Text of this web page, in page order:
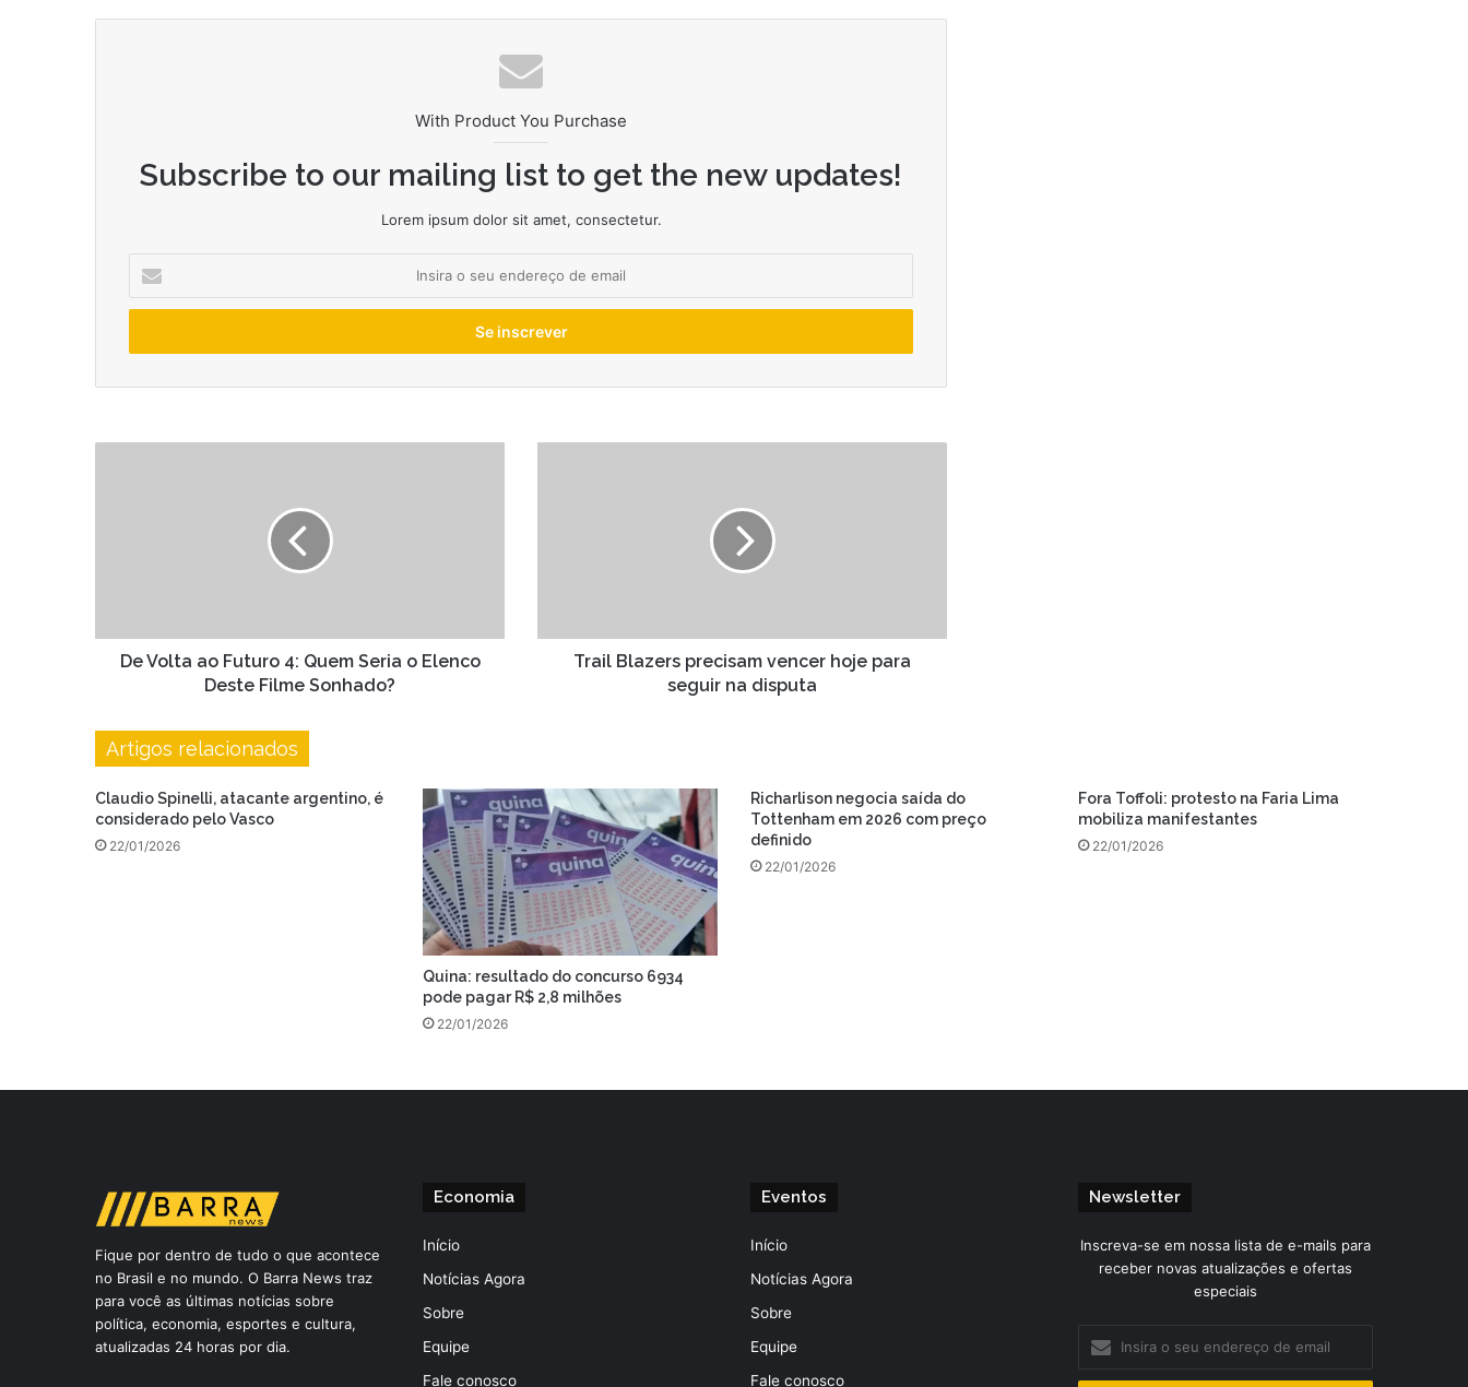
With Product You Purchase
Subscribe to our mailing list to get the new updates!
Lorem ipsum dolor sit amet, consectetur.
seu
de
Elenco
DesteDe Volta ao Futuro 4: Quem Seria o Elenco
Deste Filme Sonhado?
disputa
Trail Blazers precisam vencer hoje para
seguir na disputa
Artigos relacionados
Claudio Spinelli, atacante argentino, é
considerado pelo Vasco
22/01/2026
Quina: resultado do concurso 6934
pode pagar R$ 2,8 milhões
22/01/2026
Richarlison negocia saída do
Tottenham em 2026 com preço
definido
22/01/2026
Fora Toffoli: protesto na Faria Lima
mobiliza manifestantes
22/01/2026
Fique por dentro de tudo o que acontece
no Brasil e no mundo. O Barra News traz
para você as últimas notícias sobre
política, economia, esportes e cultura,
atualizadas 24 horas por dia.
Economia
Início
Notícias Agora
Sobre
Equipe
Fale conosco
Eventos
Início
Notícias Agora
Sobre
Equipe
Fale conosco
Newsletter
Inscreva-se em nossa lista de e-mails para
receber novas atualizações e ofertas
especiais
seu